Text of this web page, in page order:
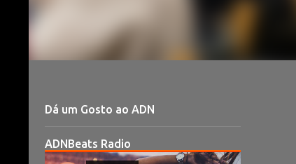
Dá um Gosto ao ADN
ADNBeats Radio